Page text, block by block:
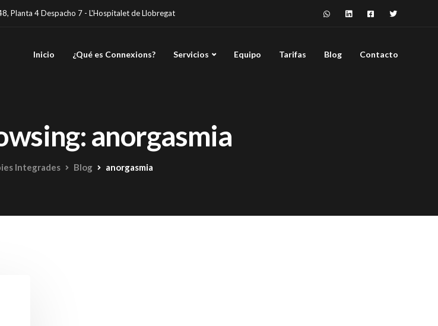
Planta 4 Despacho 7 - L'Hospitalet de Llobregat
Inicio ¿Qué es Connexions? Servicios Equipo Tarifas Blog Contacto
anorgasmia
Integrades Blog anorgasmia